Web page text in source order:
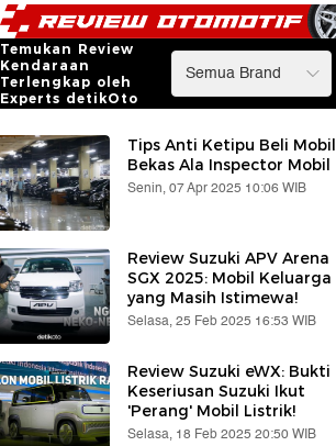
Temukan Review
Kendaraan
Terlengkap oleh
Experts detikOto
Tips Anti Ketipu Beli Mobil
Bekas Ala Inspector Mobil
Senin, 07 Apr 2025 10:06 WIB
Review Suzuki APV Arena
SGX 2025: Mobil Keluarga
yang Masih Istimewa!
Selasa, 25 Feb 2025 16:53 WIB
Review Suzuki eWX: Bukti
Keseriusan Suzuki Ikut
'Perang' Mobil Listrik!
Selasa, 18 Feb 2025 20:50 WIB